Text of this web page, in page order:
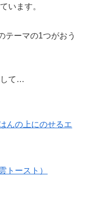
います。
テーマの1つがおう
して…
んの上にのせるエ
トースト）